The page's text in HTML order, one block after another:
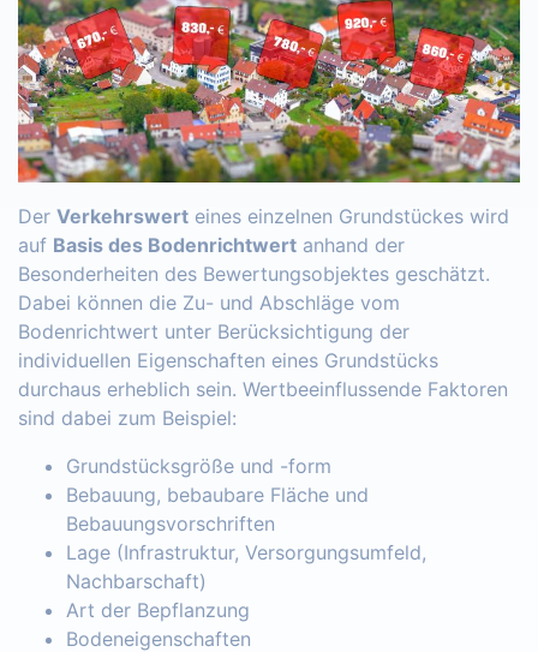
Der Verkehrswert eines einzelnen Grundstückes wird
auf Basis des Bodenrichtwert anhand der
Besonderheiten des Bewertungsobjektes geschätzt.
Dabei können die Zu- und Abschläge vom
Bodenrichtwert unter Berücksichtigung der
individuellen Eigenschaften eines Grundstücks
durchaus erheblich sein. Wertbeeinflussende Faktoren
sind dabei zum Beispiel:
Grundstücksgröße und -form
Bebauung, bebaubare Fläche und
Bebauungsvorschriften
Lage (Infrastruktur, Versorgungsumfeld,
Nachbarschaft)
Art der Bepflanzung
Bodeneigenschaften